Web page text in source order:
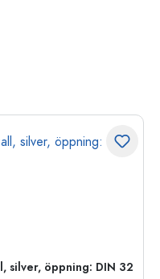
silver, öppning: DIN 32